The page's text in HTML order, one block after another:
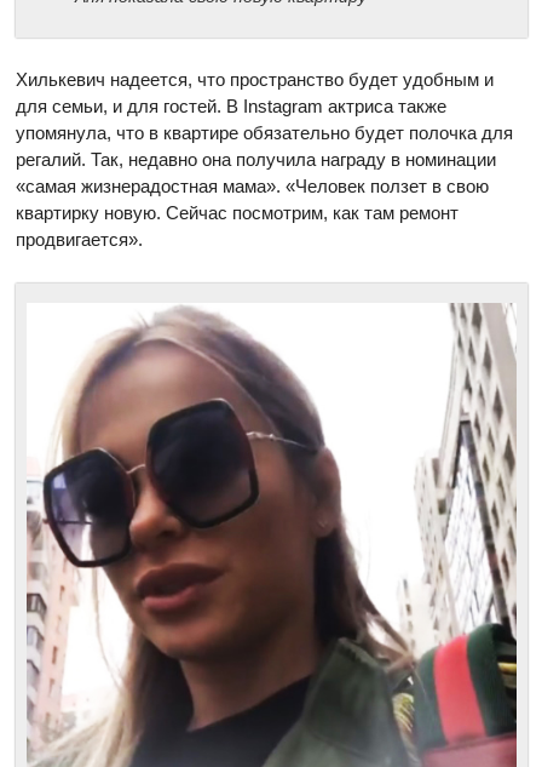
Хилькевич надеется, что пространство будет удобным и
для семьи, и для гостей. В Instagram актриса также
упомянула, что в квартире обязательно будет полочка для
регалий. Так, недавно она получила награду в номинации
«самая жизнерадостная мама». «Человек ползет в свою
квартирку новую. Сейчас посмотрим, как там ремонт
продвигается».